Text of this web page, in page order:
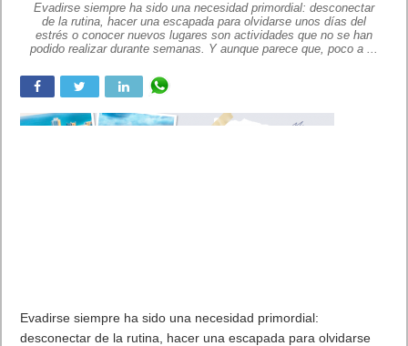
Evadirse siempre ha sido una necesidad primordial: desconectar
de la rutina, hacer una escapada para olvidarse unos días del
estrés o conocer nuevos lugares son actividades que no se han
podido realizar durante semanas. Y aunque parece que, poco a ...
Evadirse siempre ha sido una necesidad primordial:
desconectar de la rutina, hacer una escapada para olvidarse